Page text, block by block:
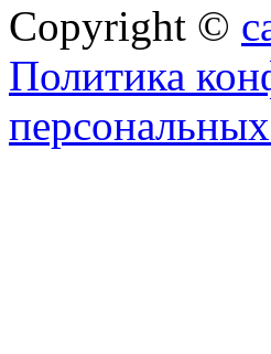
Copyright ©
Политика